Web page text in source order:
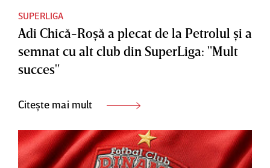
SUPERLIGA
Adi Chică-Roşă a plecat de la Petrolul şi a
semnat cu alt club din SuperLiga: "Mult
succes"
Citește mai mult